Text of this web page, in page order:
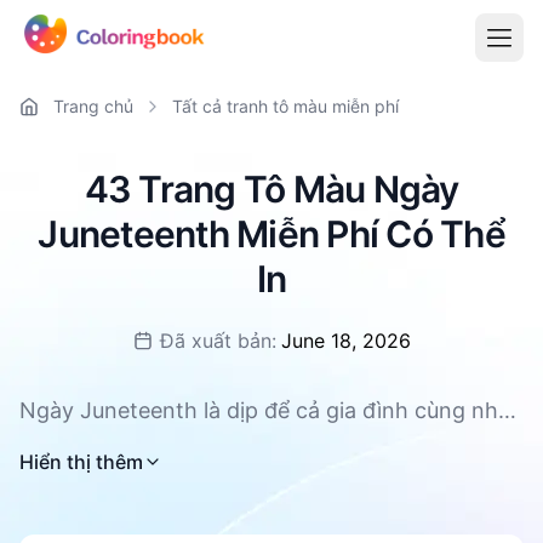
Trang chủ Tất cả tranh tô màu miễn phí
43 Trang Tô Màu Ngày
Juneteenth Miễn Phí Có Thể
In
Đã xuất bản: June 18, 2026
Ngày Juneteenth là dịp để cả gia đình cùng nhau
đầy sức sống. Bộ sưu tập này gồm 43 trang tô
Hiển thị thêm